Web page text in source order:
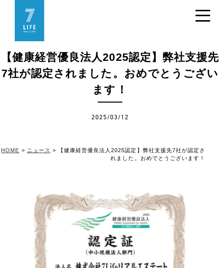
【健康経営優良法人2025認定】弊社支援先
7社が認定されました。おめでとうござい
ます！
2025/03/12
HOME > ニュース >
【健康経営優良法人2025認定】弊社支援先7社が認定さ
れました。おめでとうございます！